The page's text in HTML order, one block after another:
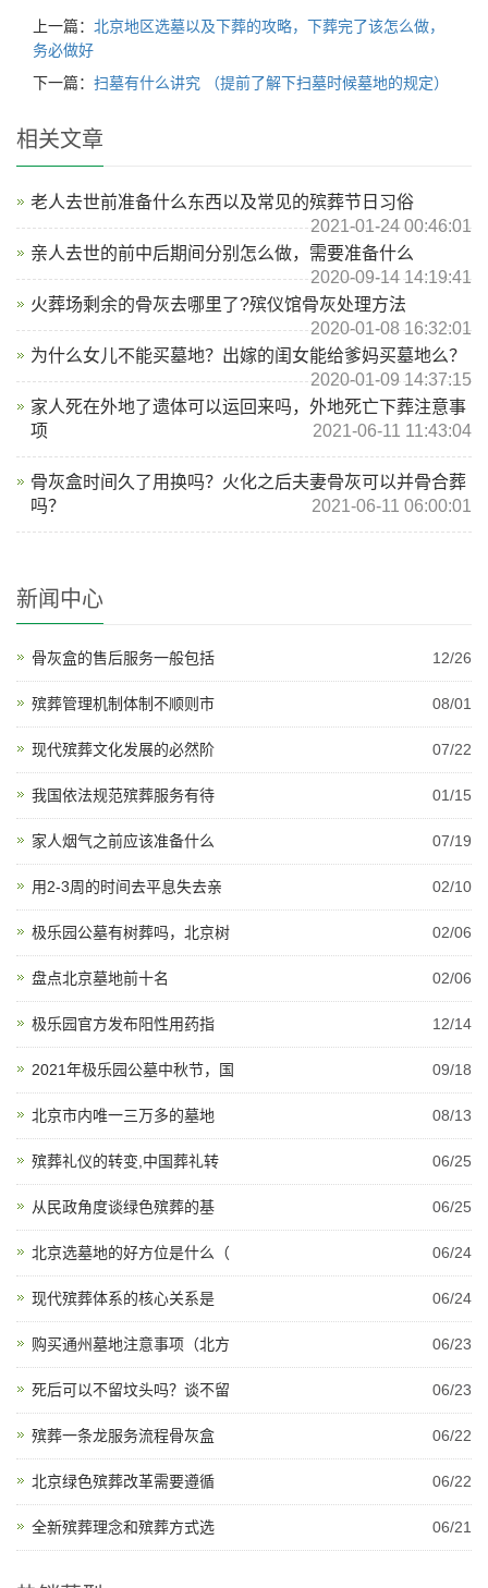
上一篇： 北京地区选墓以及下葬的攻略，下葬完了该怎么做，
务必做好
下一篇： 扫墓有什么讲究 （提前了解下扫墓时候墓地的规定）
相关文章
老人去世前准备什么东西以及常见的殡葬节日习俗
2021-01-24 00:46:01
亲人去世的前中后期间分别怎么做，需要准备什么
2020-09-14 14:19:41
火葬场剩余的骨灰去哪里了?殡仪馆骨灰处理方法
2020-01-08 16:32:01
为什么女儿不能买墓地？出嫁的闺女能给爹妈买墓地么？
2020-01-09 14:37:15
家人死在外地了遗体可以运回来吗，外地死亡下葬注意事
项
2021-06-11 11:43:04
骨灰盒时间久了用换吗？火化之后夫妻骨灰可以并骨合葬
吗？
2021-06-11 06:00:01
新闻中心
骨灰盒的售后服务一般包括 12/26
殡葬管理机制体制不顺则市 08/01
现代殡葬文化发展的必然阶 07/22
我国依法规范殡葬服务有待 01/15
家人烟气之前应该准备什么 07/19
用2-3周的时间去平息失去亲 02/10
极乐园公墓有树葬吗，北京树 02/06
盘点北京墓地前十名 02/06
极乐园官方发布阳性用药指 12/14
2021年极乐园公墓中秋节，国 09/18
北京市内唯一三万多的墓地 08/13
殡葬礼仪的转变,中国葬礼转 06/25
从民政角度谈绿色殡葬的基 06/25
北京选墓地的好方位是什么（ 06/24
现代殡葬体系的核心关系是 06/24
购买通州墓地注意事项（北方 06/23
死后可以不留坟头吗？谈不留 06/23
殡葬一条龙服务流程骨灰盒 06/22
北京绿色殡葬改革需要遵循 06/22
全新殡葬理念和殡葬方式选 06/21